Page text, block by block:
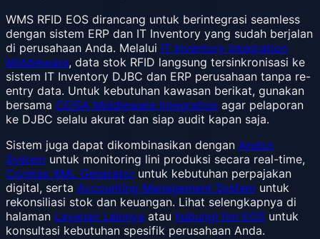
WMS RFID EOS dirancang untuk berintegrasi seamless
dengan sistem ERP dan IT Inventory yang sudah berjalan
di perusahaan Anda. Melalui IT Inventory Integration
Middleware, data stok RFID langsung tersinkronisasi ke
sistem IT Inventory DJBC dan ERP perusahaan tanpa re-
entry data. Untuk kebutuhan kawasan berikat, gunakan
bersama CEISA Middleware Integration agar pelaporan
ke DJBC selalu akurat dan siap audit kapan saja.
Sistem juga dapat dikombinasikan dengan Andon
System untuk monitoring lini produksi secara real-time,
Coretax XML Generator untuk kebutuhan perpajakan
digital, serta Accounting Management System untuk
rekonsiliasi stok dan keuangan. Lihat selengkapnya di
halaman Layanan Lainnya atau hubungi tim EOS untuk
konsultasi kebutuhan spesifik perusahaan Anda.